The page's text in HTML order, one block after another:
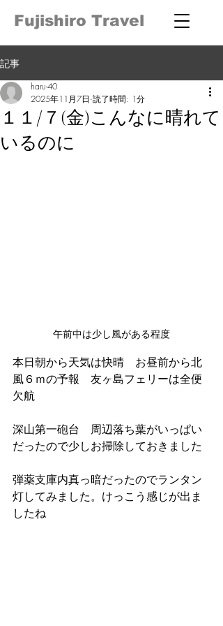
Fujishiro Travel
記事
１１/７(金)こんなに晴れて
いるのに
haru-40
2025年11月7日 読了時間: 1分
午前中は少し風がある程度
本日朝から天気は快晴　お昼前から北
風６ｍの予報　友ヶ島フェリーは全便
欠航
深山第一砲台　周辺落ち葉がいっぱい
だったので少しお掃除しておきました
弾薬支庫内真っ暗だったのでランタン
灯してみました。けっこう感じが出ま
したね